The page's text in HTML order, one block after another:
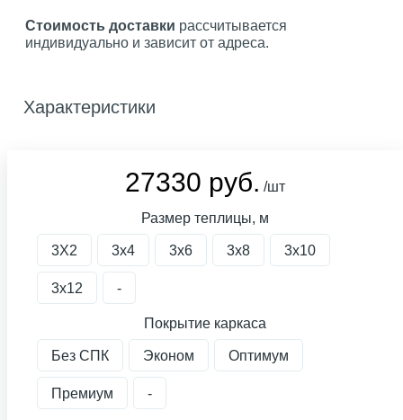
Стоимость доставки рассчитывается
индивидуально и зависит от адреса.
Характеристики
27330 руб. /шт
Размер теплицы, м
3X2 3х4 3х6 3х8 3х10
3х12 -
Покрытие каркаса
Без СПК Эконом Оптимум
Премиум -